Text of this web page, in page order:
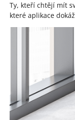
Ty, kteří chtějí mít
které aplikace